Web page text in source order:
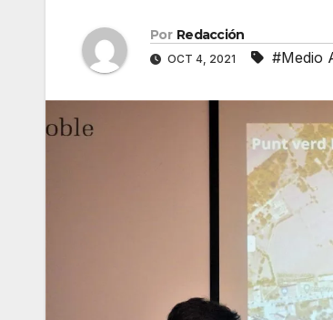
Por Redacción
OCT 4, 2021 #Medio